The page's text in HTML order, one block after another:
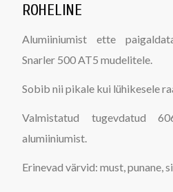
ROHELINE
Alumiiniumist ette
Snarler 500 AT5 mudelitele.
Sobib nii pikale kui lühikesele
Valmistatud tugevdatud
alumiiniumist.
Erinevad värvid: must, punane,